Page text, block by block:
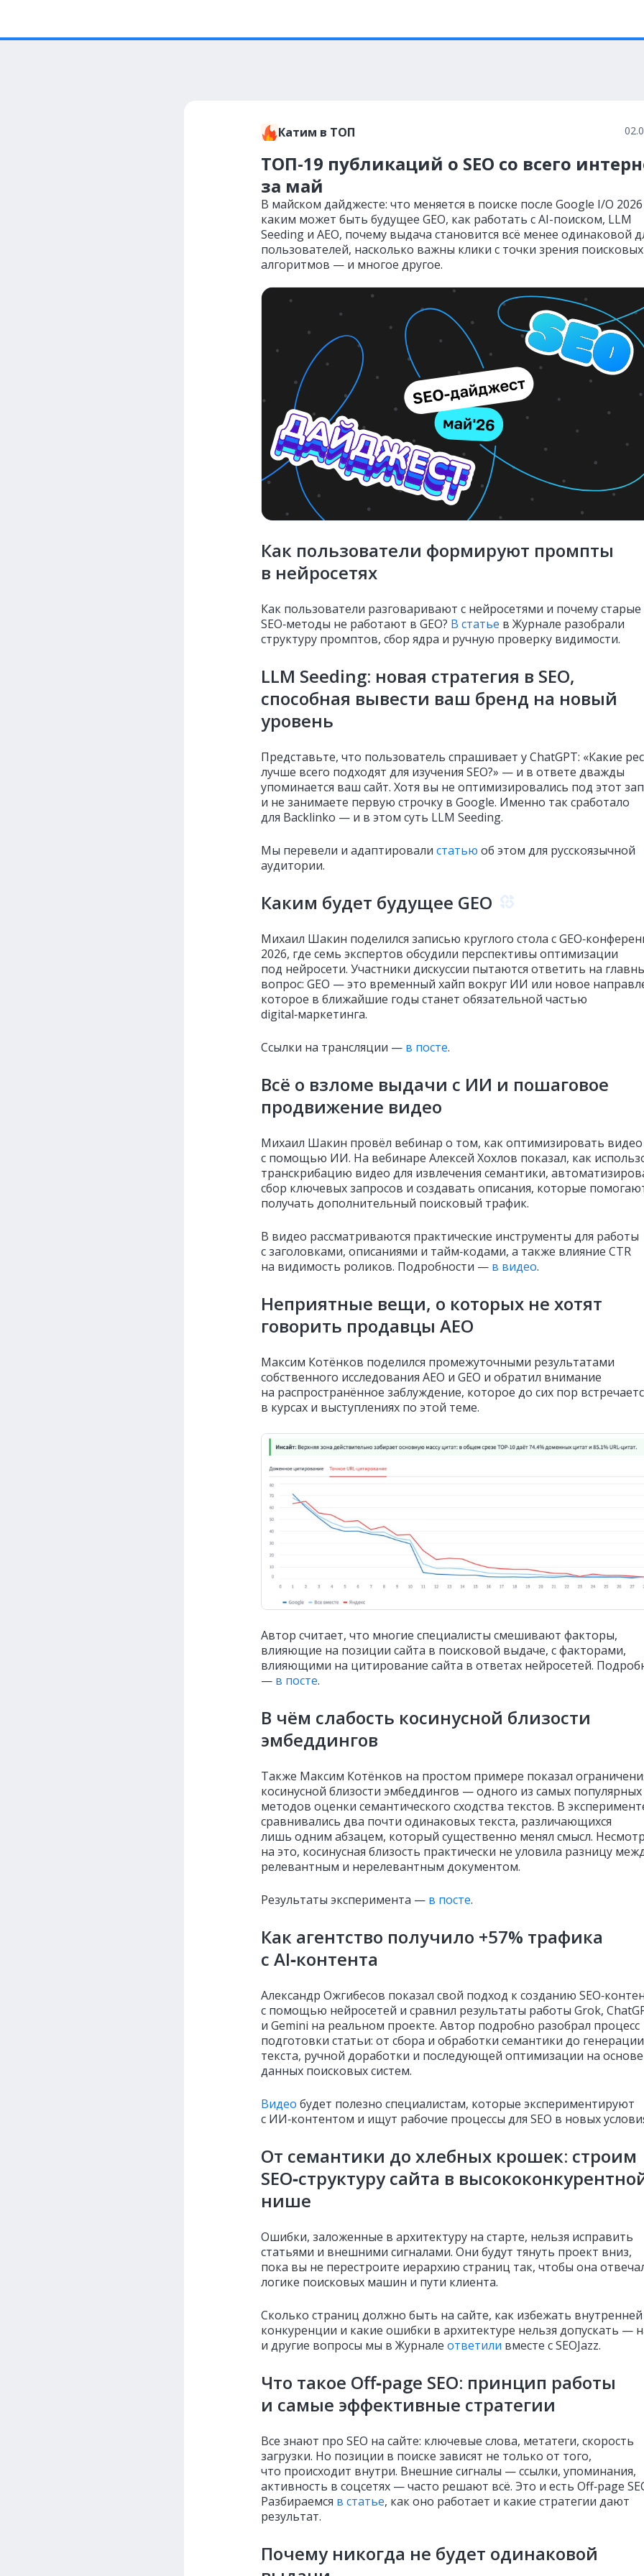
Катим в ТОП
ТОП-19 публикаций о SEO со всего
за май
В майском дайджесте: что меняется в поиске после Google I/O
каким может быть будущее GEO, как работать с AI-поиском, LLM
Seeding и AEO, почему выдача становится всё менее одинаковой
пользователей, насколько важны клики с точки зрения поисковых
алгоритмов — и многое другое.
Как пользователи формируют промпты
в нейросетях
Как пользователи разговаривают с нейросетями и почему старые
SEO‑методы не работают в GEO? В статье в Журнале разобрали
структуру промптов, сбор ядра и ручную проверку видимости.
LLM Seeding: новая стратегия в SEO,
способная вывести ваш бренд на новый
уровень
Представьте, что пользователь спрашивает у ChatGPT: «Какие
лучше всего подходят для изучения SEO?» — и в ответе дважды
упоминается ваш сайт. Хотя вы не оптимизировались под этот
и не занимаете первую строчку в Google. Именно так сработало
для Backlinko — и в этом суть LLM Seeding.
Мы перевели и адаптировали статью об этом для русскоязычной
аудитории.
Каким будет будущее GEO
Михаил Шакин поделился записью круглого стола с
2026, где семь экспертов обсудили перспективы оптимизации
под нейросети. Участники дискуссии пытаются ответить на
вопрос: GEO — это временный хайп вокруг ИИ или новое
которое в ближайшие годы станет обязательной частью
digital‑маркетинга.
Ссылки на трансляции — в посте.
Всё о взломе выдачи с ИИ и пошаговое
продвижение видео
Михаил Шакин провёл вебинар о том, как оптимизировать видео
с помощью ИИ. На вебинаре Алексей Хохлов показал, как
транскрибацию видео для извлечения семантики,
сбор ключевых запросов и создавать описания, которые
получать дополнительный поисковый трафик.
В видео рассматриваются практические инструменты для работы
с заголовками, описаниями и тайм‑кодами, а также влияние CTR
на видимость роликов. Подробности — в видео.
Неприятные вещи, о которых не хотят
говорить продавцы AEO
Максим Котёнков поделился промежуточными результатами
собственного исследования AEO и GEO и обратил внимание
на распространённое заблуждение, которое до сих пор
в курсах и выступлениях по этой теме.
Автор считает, что многие специалисты смешивают факторы,
влияющие на позиции сайта в поисковой выдаче, с факторами,
влияющими на цитирование сайта в ответах нейросетей.
— в посте.
В чём слабость косинусной близости
эмбеддингов
Также Максим Котёнков на простом примере показал
косинусной близости эмбеддингов — одного из самых популярных
методов оценки семантического сходства текстов. В
сравнивались два почти одинаковых текста, различающихся
лишь одним абзацем, который существенно менял смысл.
на это, косинусная близость практически не уловила разницу
релевантным и нерелевантным документом.
Результаты эксперимента — в посте.
Как агентство получило +57% трафика
с AI‑контента
Александр Ожгибесов показал свой подход к созданию
с помощью нейросетей и сравнил результаты работы Grok,
и Gemini на реальном проекте. Автор подробно разобрал процесс
подготовки статьи: от сбора и обработки семантики до генерации
текста, ручной доработки и последующей оптимизации на основе
данных поисковых систем.
Видео будет полезно специалистам, которые экспериментируют
с ИИ‑контентом и ищут рабочие процессы для SEO в новых
От семантики до хлебных крошек: строим
SEO‑структуру сайта в
нише
Ошибки, заложенные в архитектуру на старте, нельзя исправить
статьями и внешними сигналами. Они будут тянуть проект вниз,
пока вы не перестроите иерархию страниц так, чтобы она
логике поисковых машин и пути клиента.
Сколько страниц должно быть на сайте, как избежать внутренней
конкуренции и какие ошибки в архитектуре нельзя допускать —
и другие вопросы мы в Журнале ответили вместе с SEOJazz.
Что такое Off‑page SEO: принцип работы
и самые эффективные стратегии
Все знают про SEO на сайте: ключевые слова, метатеги, скорость
загрузки. Но позиции в поиске зависят не только от того,
что происходит внутри. Внешние сигналы — ссылки, упоминания,
активность в соцсетях — часто решают всё. Это и есть Off‑page
Разбираемся в статье, как оно работает и какие стратегии дают
результат.
Почему никогда не будет одинаковой